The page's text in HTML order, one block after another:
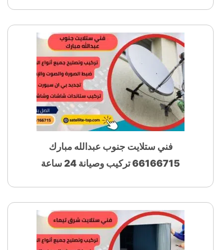
فني ستلايت جنوب عبدالله مبارك
66166715 تركيب وصيانة 24 ساعة